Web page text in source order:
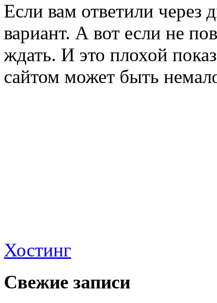
Если вам ответили через
вариант. А вот если не
ждать. И это плохой
сайтом может быть
Хостинг
Свежие записи